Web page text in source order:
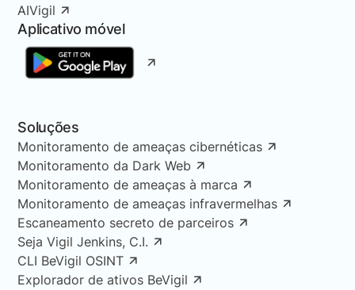
AIVigil
Aplicativo móvel
Soluções
Monitoramento de ameaças cibernéticas
Monitoramento da Dark Web
Monitoramento de ameaças à marca
Monitoramento de ameaças infravermelhas
Escaneamento secreto de parceiros
Seja Vigil Jenkins, C.I.
CLI BeVigil OSINT
Explorador de ativos BeVigil